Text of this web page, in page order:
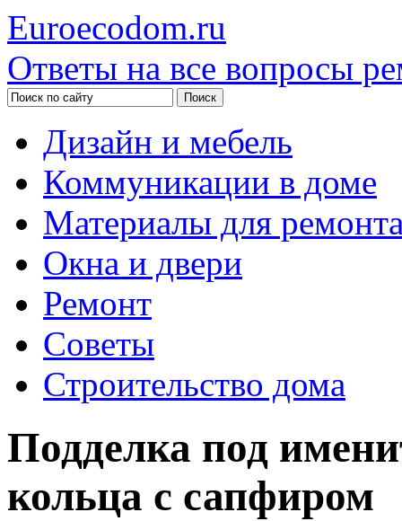
Euroecodom.ru
Ответы на все вопросы
Дизайн и мебель
Коммуникации в доме
Материалы для
Окна и двери
Ремонт
Советы
Строительство дома
Подделка под
кольца с сапфиром